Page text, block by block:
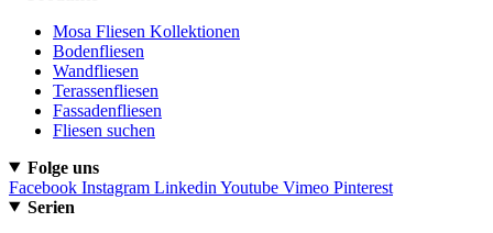
Mosa Fliesen Kollektionen
Bodenfliesen
Wandfliesen
Terassenfliesen
Fassadenfliesen
Fliesen suchen
Folge uns
Facebook Instagram Linkedin Youtube Vimeo Pinterest
Serien